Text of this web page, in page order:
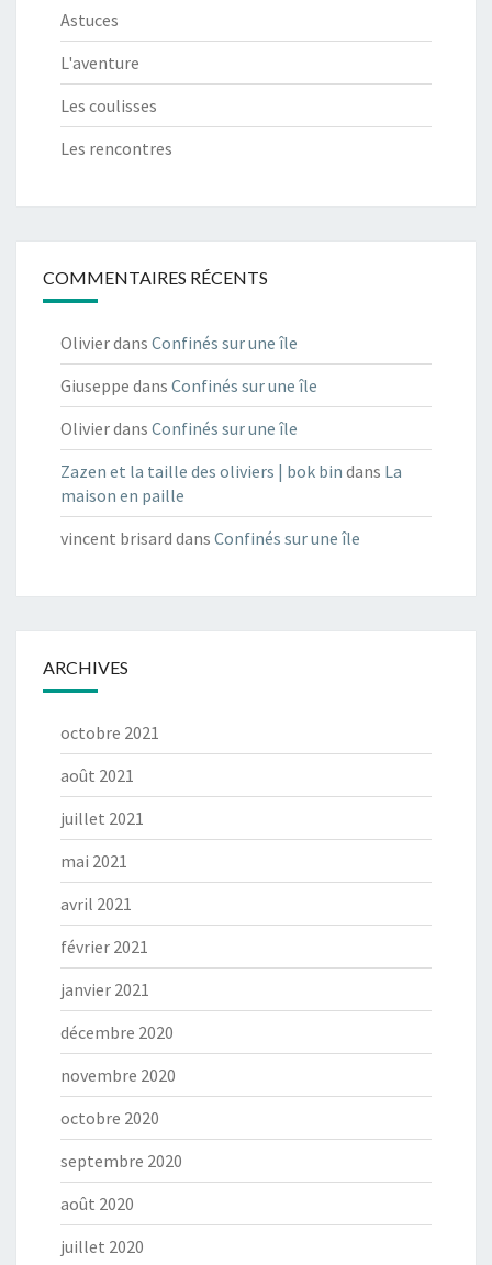
Astuces
L'aventure
Les coulisses
Les rencontres
COMMENTAIRES RÉCENTS
Olivierdans Confinés sur une île
Giuseppe dans Confinés sur une île
Olivierdans Confinés sur une île
Zazen et la taille des oliviers | bok bin dans La
maison en paille
vincent brisard dans Confinés sur une île
ARCHIVES
octobre 2021
août 2021
juillet 2021
mai 2021
avril 2021
février 2021
janvier 2021
décembre 2020
novembre 2020
octobre 2020
septembre 2020
août 2020
juillet 2020